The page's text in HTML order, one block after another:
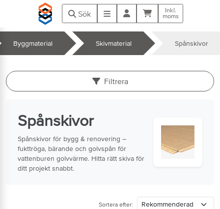
Hoppa till huvudinnehåll
Sök Meny Kundvagn
Inkl.
moms
Byggmaterial Skivmaterial Spånskivor
Filtrera
Spånskivor
Spånskivor för bygg & renovering –
fukttröga, bärande och golvspån för
vattenburen golvvärme. Hitta rätt skiva för
ditt projekt snabbt.
Sortera efter: